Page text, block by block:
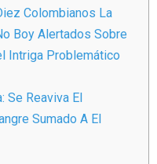
Colombianos La
Boy Alertados Sobre
Intriga Problemático
Se Reaviva El
Sumado A El